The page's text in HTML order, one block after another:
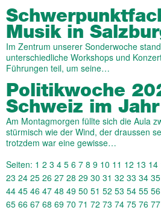
Musik in
Im Zentrum unserer Sonderwoche
unterschiedliche Workshops und
Führungen teil, um seine…
Politikwoche
Schweiz im
Am Montagmorgen füllte sich die Aula
stürmisch wie der Wind, der draussen
trotzdem war eine gewisse…
Seiten: 1 2 3 4 5 6 7 8 9 10 11 12 13 14
23 24 25 26 27 28 29 30 31 32 33 34 35
44 45 46 47 48 49 50 51 52 53 54 55 56
65 66 67 68 69 70 71 72 73 74 75 76 77